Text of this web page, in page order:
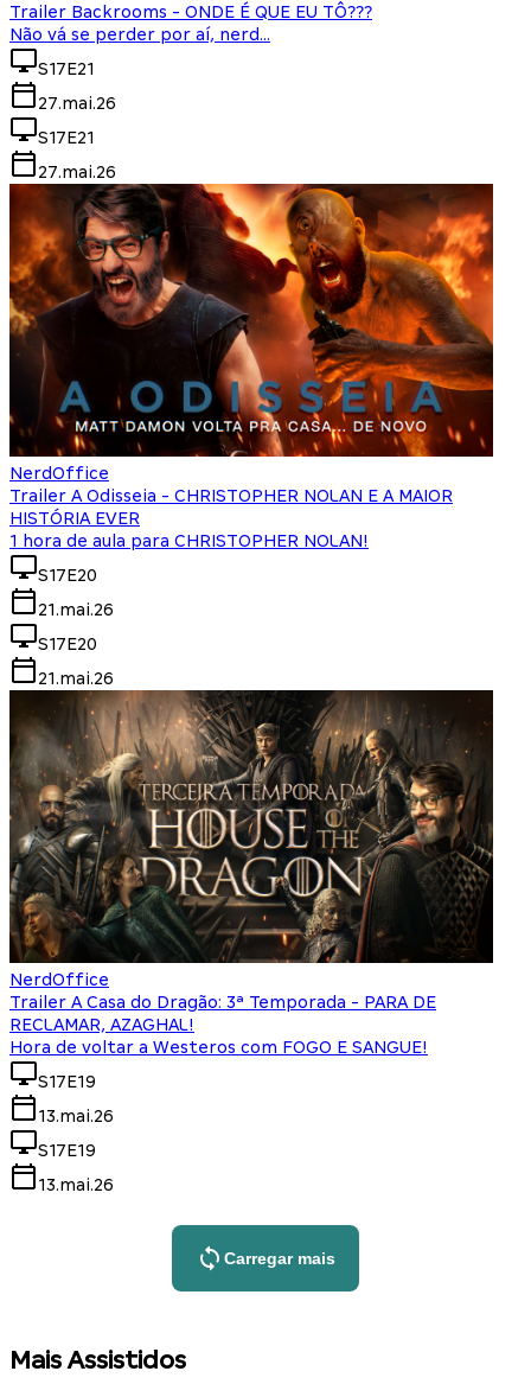
Trailer Backrooms - ONDE É QUE EU TÔ???
Não vá se perder por aí, nerd...
S17E21
27.mai.26
S17E21
27.mai.26
NerdOffice
Trailer A Odisseia - CHRISTOPHER NOLAN E A MAIOR
HISTÓRIA EVER
1 hora de aula para CHRISTOPHER NOLAN!
S17E20
21.mai.26
S17E20
21.mai.26
NerdOffice
Trailer A Casa do Dragão: 3ª Temporada - PARA DE
RECLAMAR, AZAGHAL!
Hora de voltar a Westeros com FOGO E SANGUE!
S17E19
13.mai.26
S17E19
13.mai.26
Carregar mais
Mais Assistidos